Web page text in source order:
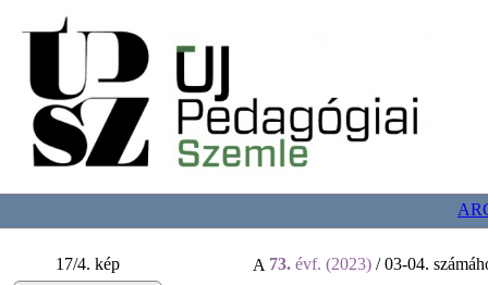
A 73. évf. (2023) / 03-04.
17/4. kép